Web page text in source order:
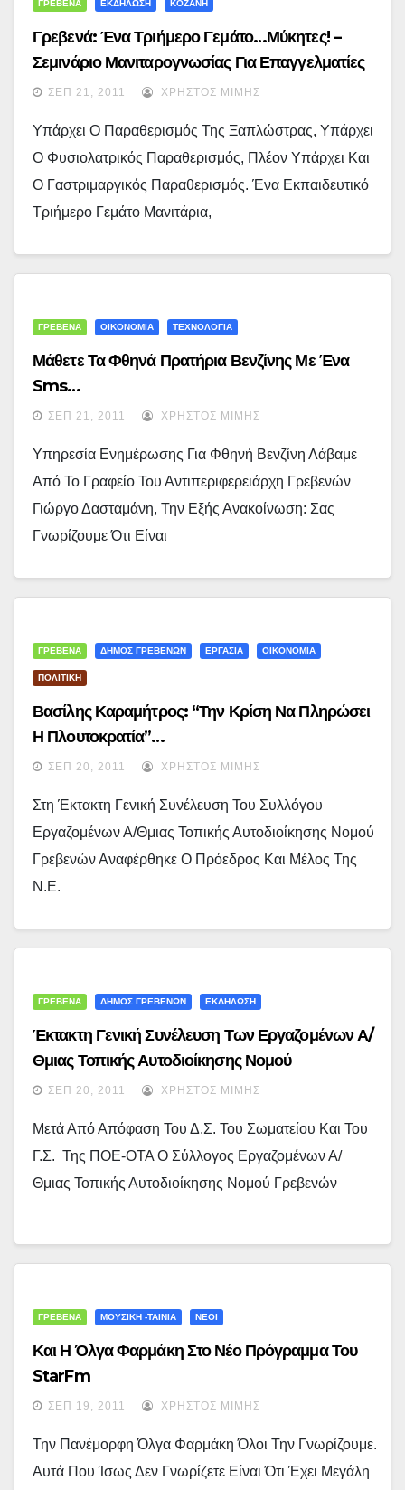
ΓΡΕΒΕΝΑ ΕΚΔΗΛΩΣΗ ΚΟΖΑΝΗ
Γρεβενά: Ένα Τριήμερο Γεμάτο…μύκητες! –
Σεμινάριο Μανιταρογνωσίας Για Επαγγελματίες
Και Ερασιτέχνες Μάγειρες…
ΣΕΠ 21, 2011 ΧΡΉΣΤΟΣ ΜΊΜΗΣ
Υπάρχει Ο Παραθερισμός Της Ξαπλώστρας, Υπάρχει
Ο Φυσιολατρικός Παραθερισμός, Πλέον Υπάρχει Και
Ο Γαστριμαργικός Παραθερισμός. Ένα Εκπαιδευτικό
Τριήμερο Γεμάτο Μανιτάρια,
ΓΡΕΒΕΝΑ ΟΙΚΟΝΟΜΙΑ ΤΕΧΝΟΛΟΓΙΑ
Μάθετε Τα Φθηνά Πρατήρια Βενζίνης Με Ένα
Sms…
ΣΕΠ 21, 2011 ΧΡΉΣΤΟΣ ΜΊΜΗΣ
Υπηρεσία Ενημέρωσης Για Φθηνή Βενζίνη Λάβαμε
Από Το Γραφείο Του Αντιπεριφερειάρχη Γρεβενών
Γιώργο Δασταμάνη, Την Εξής Ανακοίνωση: Σας
Γνωρίζουμε Ότι Είναι
ΓΡΕΒΕΝΑ ΔΗΜΟΣ ΓΡΕΒΕΝΩΝ ΕΡΓΑΣΙΑ ΟΙΚΟΝΟΜΙΑ
ΠΟΛΙΤΙΚΗ
Βασίλης Καραμήτρος: “Την Κρίση Να Πληρώσει
Η Πλουτοκρατία”…
ΣΕΠ 20, 2011 ΧΡΉΣΤΟΣ ΜΊΜΗΣ
Στη Έκτακτη Γενική Συνέλευση Του Συλλόγου
Εργαζομένων Α/θμιας Τοπικής Αυτοδιοίκησης Νομού
Γρεβενών Αναφέρθηκε Ο Πρόεδρος Και Μέλος Της
Ν.Ε.
ΓΡΕΒΕΝΑ ΔΗΜΟΣ ΓΡΕΒΕΝΩΝ ΕΚΔΗΛΩΣΗ
Έκτακτη Γενική Συνέλευση Των Εργαζομένων Α/
Θμιας Τοπικής Αυτοδιοίκησης Νομού
Γρεβενών…
ΣΕΠ 20, 2011 ΧΡΉΣΤΟΣ ΜΊΜΗΣ
Μετά Από Απόφαση Του Δ.Σ. Του Σωματείου Και Του
Γ.Σ. Της ΠΟΕ-ΟΤΑ Ο Σύλλογος Εργαζομένων Α/
Θμιας Τοπικής Αυτοδιοίκησης Νομού Γρεβενών
ΓΡΕΒΕΝΑ ΜΟΥΣΙΚΗ -ΤΑΙΝΙΑ ΝΕΟΙ
Και Η Όλγα Φαρμάκη Στο Νέο Πρόγραμμα Του
StarFm
ΣΕΠ 19, 2011 ΧΡΉΣΤΟΣ ΜΊΜΗΣ
Την Πανέμορφη Όλγα Φαρμάκη Όλοι Την Γνωρίζουμε.
Αυτά Που Ίσως Δεν Γνωρίζετε Είναι Ότι Έχει Μεγάλη